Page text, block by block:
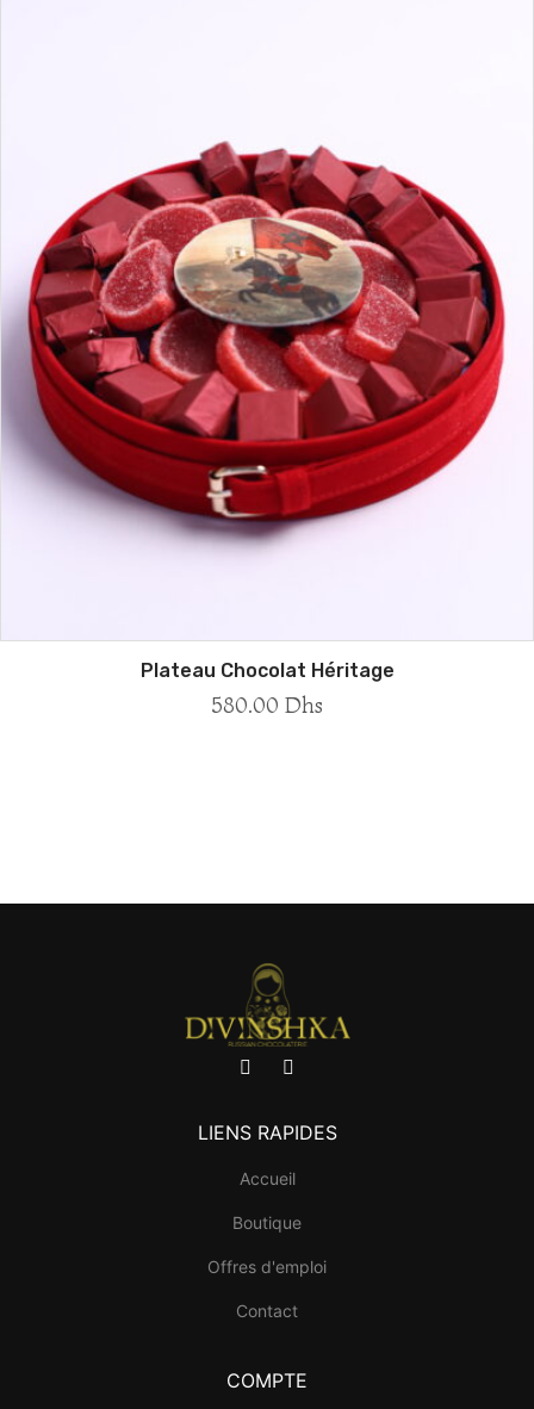
Plateau Chocolat Héritage
580.00 Dhs
LIENS RAPIDES
Accueil
Boutique
Offres d'emploi
Contact
COMPTE